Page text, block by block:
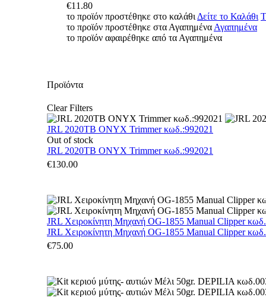
€11.80
το προϊόν προστέθηκε στο καλάθι Δείτε το Καλάθι
το προϊόν προστέθηκε στα Αγαπημένα Αγαπημένα
το προϊόν αφαιρέθηκε από τα Αγαπημένα
Προϊόντα
Clear Filters
JRL 2020TB ONYX Trimmer κωδ.:992021
Out of stock
JRL 2020TB ONYX Trimmer κωδ.:992021
€130.00
JRL Χειροκίνητη Μηχανή OG-1855 Manual Clipper
JRL Χειροκίνητη Μηχανή OG-1855 Manual Clipper
€75.00